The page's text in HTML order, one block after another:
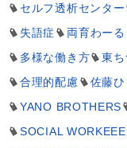
セルフ透析センター
失語症
両育わー
多様な働き方
東ち
合理的配慮
佐藤ひ
YANO BROTHERS
SOCIAL